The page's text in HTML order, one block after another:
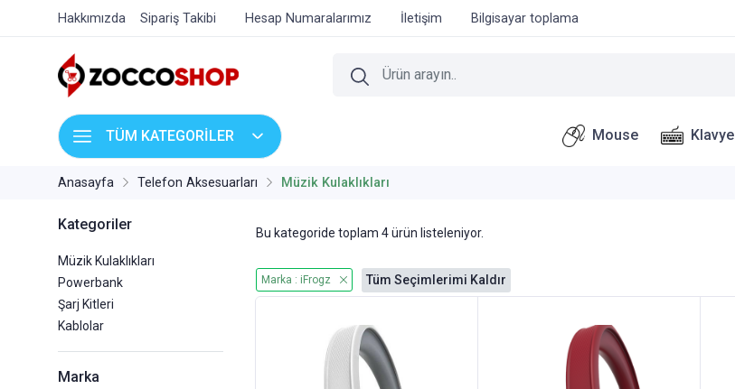
Hakkımızda Sipariş Takibi Hesap Numaralarımız İletişim Bilgisayar toplama
TÜM KATEGORİLER Mouse Klavye
Anasayfa Telefon Aksesuarları Müzik Kulaklıkları
Kategoriler
Müzik Kulaklıkları
Powerbank
Şarj Kitleri
Kablolar
Marka
Bu kategoride toplam 4ürün listeleniyor.
Marka : iFrogz Tüm Seçimlerimi Kaldır